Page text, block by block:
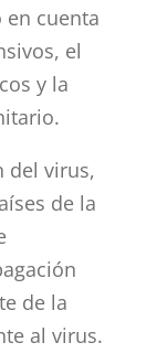
cuenta
el
y la
del virus,
de la
de la
al virus.